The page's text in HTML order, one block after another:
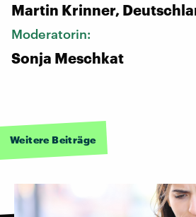
Martin Krinner,
Moderatorin:
Sonja Meschkat
Weitere Beiträge